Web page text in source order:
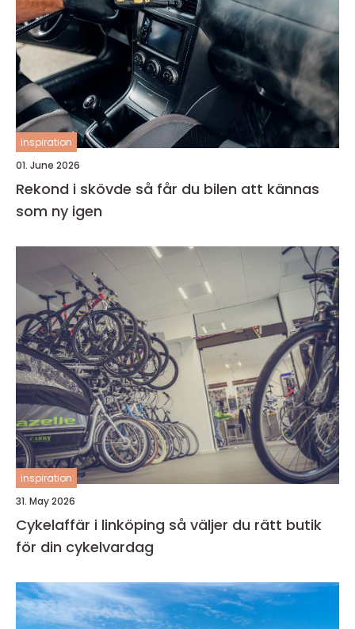
inspiration
01. June 2026
Rekond i skövde så får du bilen att kännas
som ny igen
inspiration
31. May 2026
Cykelaffär i linköping så väljer du rätt butik
för din cykelvardag